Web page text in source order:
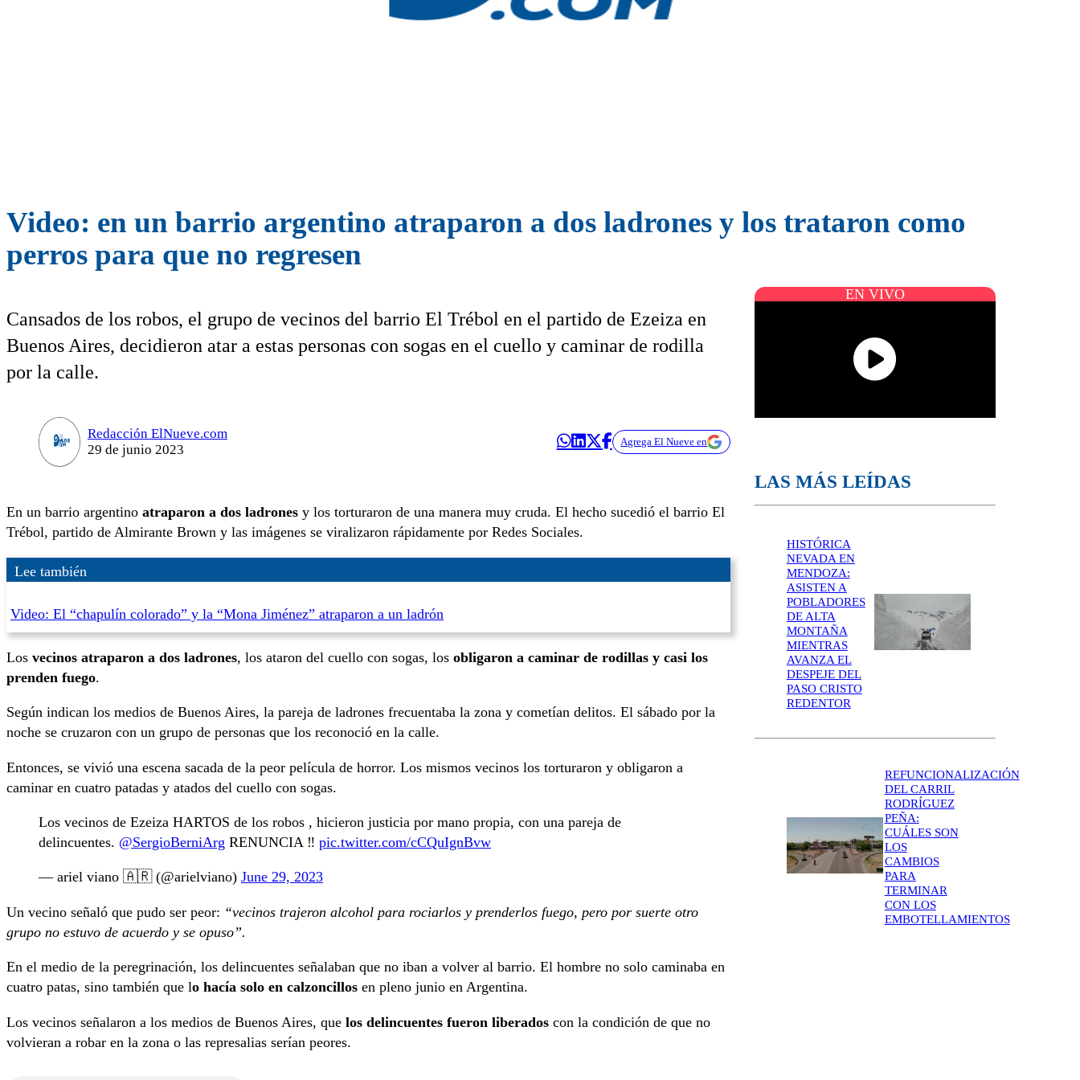
Video: en un barrio argentino atraparon a dos ladrones y los trataron como
perros para que no regresen
Cansados de los robos, el grupo de vecinos del barrio El Trébol en el partido de Ezeiza en
Buenos Aires, decidieron atar a estas personas con sogas en el cuello y caminar de rodilla
por la calle.
Redacción ElNueve.com
29 de junio 2023
Agrega El Nueve en
En un barrio argentino atraparon a dos ladrones y los torturaron de una manera muy cruda. El hecho sucedió el barrio El
Trébol, partido de Almirante Brown y las imágenes se viralizaron rápidamente por Redes Sociales.
Lee también
Video: El “chapulín colorado” y la “Mona Jiménez” atraparon a un ladrón
Los vecinos atraparon a dos ladrones, los ataron del cuello con sogas, los obligaron a caminar de rodillas y casi los
prenden fuego.
Según indican los medios de Buenos Aires, la pareja de ladrones frecuentaba la zona y cometían delitos. El sábado por la
noche se cruzaron con un grupo de personas que los reconoció en la calle.
Entonces, se vivió una escena sacada de la peor película de horror. Los mismos vecinos los torturaron y obligaron a
caminar en cuatro patadas y atados del cuello con sogas.
Los vecinos de Ezeiza HARTOS de los robos , hicieron justicia por mano propia, con una pareja de
delincuentes. @SergioBerniArg RENUNCIA ‼️ pic.twitter.com/cCQuIgnBvw
— ariel viano 🇦🇷 (@arielviano) June 29, 2023
Un vecino señaló que pudo ser peor: “vecinos trajeron alcohol para rociarlos y prenderlos fuego, pero por suerte otro
grupo no estuvo de acuerdo y se opuso”.
En el medio de la peregrinación, los delincuentes señalaban que no iban a volver al barrio. El hombre no solo caminaba en
cuatro patas, sino también que lo hacía solo en calzoncillos en pleno junio en Argentina.
Los vecinos señalaron a los medios de Buenos Aires, que los delincuentes fueron liberados con la condición de que no
volvieran a robar en la zona o las represalias serían peores.
EN VIVO
LAS MÁS LEÍDAS
HISTÓRICA
NEVADA EN
MENDOZA:
ASISTEN A
POBLADORES
DE ALTA
MONTAÑA
MIENTRAS
AVANZA EL
DESPEJE DEL
PASO CRISTO
REDENTOR
REFUNCIONALIZACIÓN
DEL CARRIL
RODRÍGUEZ
PEÑA:
CUÁLES SON
LOS
CAMBIOS
PARA
TERMINAR
CON LOS
EMBOTELLAMIENTOS